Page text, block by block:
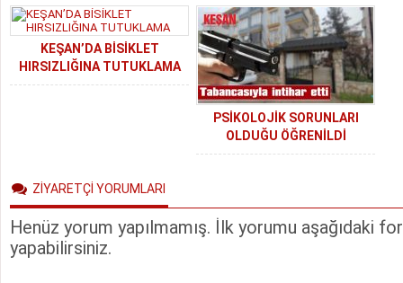
KEŞAN’DA BİSİKLET
HIRSIZLIĞINA TUTUKLAMA
PSİKOLOJİK SORUNLARI
OLDUĞU ÖĞRENİLDİ
ZİYARETÇİ YORUMLARI
Henüz yorum yapılmamış. İlk yorumu aşağıdaki
yapabilirsiniz.